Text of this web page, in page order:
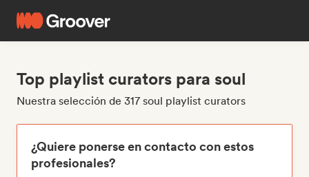
Top playlist curators para soul
Nuestra selección de 317 soul playlist curators
¿Quiere ponerse en contacto con estos
profesionales?